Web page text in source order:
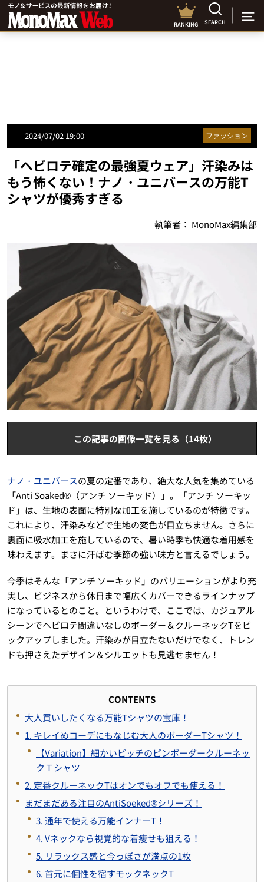
RANKING SEARCH
2024/07/02 19:00 ファッション
「ヘビロテ確定の最強夏ウェア」汗染みは
もう怖くない！ナノ・ユニバースの万能T
シャツが優秀すぎる
執筆者： MonoMax編集部
この記事の画像一覧を見る（14枚）
ナノ・ユニバースの夏の定番であり、絶大な人気を集めている
「Anti Soaked®（アンチ ソーキッド）」。「アンチ ソーキッ
ド」は、生地の表面に特別な加工を施しているのが特徴です。
これにより、汗染みなどで生地の変色が目立ちません。さらに
裏面に吸水加工を施しているので、暑い時季も快適な着用感を
味わえます。まさに汗ばむ季節の強い味方と言えるでしょう。
今季はそんな「アンチ ソーキッド」のバリエーションがより充
実し、ビジネスから休日まで幅広くカバーできるラインナップ
になっているとのこと。というわけで、ここでは、カジュアル
シーンでヘビロテ間違いなしのボーダー＆クルーネックTをピ
ックアップしました。汗染みが目立たないだけでなく、トレン
ドも押さえたデザイン＆シルエットも見逃せません！
CONTENTS
大人買いしたくなる万能Tシャツの宝庫！
1. キレイめコーデにもなじむ大人のボーダーTシャツ！
【Variation】細かいピッチのピンボーダークルーネッ
クＴシャツ
2. 定番クルーネックTはオンでもオフでも使える！
まだまだある注目のAntiSoeked®シリーズ！
3. 通年で使える万能インナーT！
4. Vネックなら視覚的な着痩せも狙える！
5. リラックス感と今っぽさが満点の1枚
6. 首元に個性を宿すモックネックT